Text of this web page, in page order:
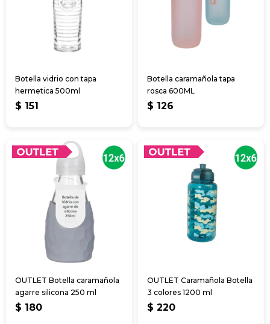
Botella vidrio con tapa
hermetica 500ml
$ 151
Botella caramañola tapa
rosca 600ML
$ 126
OUTLET Botella caramañola
agarre silicona 250 ml
$ 180
OUTLET Caramañola Botella
3 colores 1200 ml
$ 220